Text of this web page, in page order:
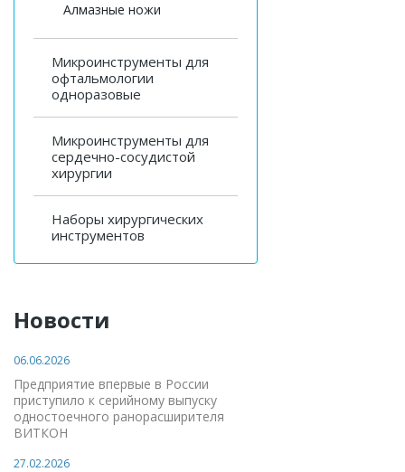
Алмазные ножи
Микроинструменты для
офтальмологии
одноразовые
Микроинструменты для
сердечно-сосудистой
хирургии
Наборы хирургических
инструментов
Новости
06.06.2026
Предприятие впервые в России
приступило к серийному выпуску
одностоечного ранорасширителя
ВИТКОН
27.02.2026